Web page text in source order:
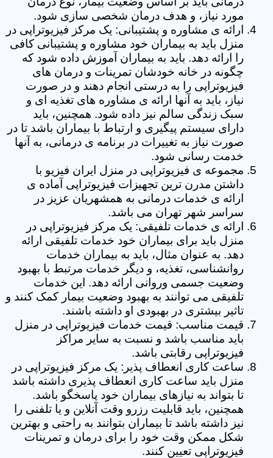
مورد نیاز، و هدف درمان شخصی سازی شود.
ارائه ی مشاوره و پشتیبانی: یک مرکز فیزیوتراپی در
منزل باید به بیماران خود مشاوره و پشتیبانی کافی
را ارائه دهد. باید به بیماران آموزش داده شود که
چگونه در خانه خودشان تمرینات و درمان های
فیزیوتراپی را به درستی انجام دهند و در صورت
نیاز، باید به آنها ارائه ی مشاوره های تغذیه ای و
سبک زندگی سالم نیز داده شود. همچنین، باید
دارای سیستم پیگیری و ارتباط با بیماران باشد تا در
صورت نیاز به تغییرات در برنامه ی درمانی، به آنها
خدمت رسانی شود.
مجموعه ی فیزیوتراپی در منزل ایران فیزیو با
داشتن مدرن ترین تجهیزات فیزیوتراپی آماده ی
ارائه ی خدمات درمانی به همشهریان عزیز در
سراسر شهر تهران می باشد.
ارائه ی خدمات تلفیقی: یک مرکز فیزیوتراپی در
منزل باید برای بیماران خود خدمات تلفیقی ارائه
دهد. به عنوان مثال، باید به بیماران خدمات
روانشناسی، تغذیه، و دیگر خدمات مرتبط با بهبود
وضعیت جسمی وروانی ارائه دهد. این خدمات
تلفیقی می توانند به بهبود وضعیت بیمار کمک کنند و
تاثیر بیشتری در بهبودی او داشته باشند.
قیمت مناسب: قیمت خدمات فیزیوتراپی در منزل
باید مناسب باشد و نسبت به سایر مراکز
فیزیوتراپی رقابتی باشد.
ساعت کاری انعطاف پذیر: یک مرکز فیزیوتراپی در
منزل باید ساعت کاری انعطاف پذیری داشته باشد
تا بتواند به نیازهای بیماران خود پاسخگو باشد.
همچنین، باید قابلیت رزرو وقت آنلاین و یا تلفنی را
نیز داشته باشد تا بیماران بتوانند به راحتی و بهترین
شکل ممکن وقت خود را برای درمان و تمرینات
فیزیوتراپی تعیین کنند.